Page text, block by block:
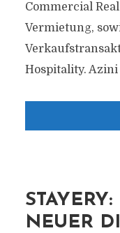
Commercial
Vermietung,
Hospitality. Azini
NEUER